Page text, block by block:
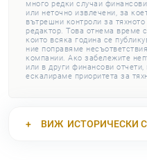
много редки случаи
или неточно извлечени, за
вътрешни контроли за
редактор. Това отнема време
които всяка година се
ние поправяме
компании. Ако забележите
или в други финансови
ескалираме приоритета за
ВИЖ ИСТОРИЧЕСКИ